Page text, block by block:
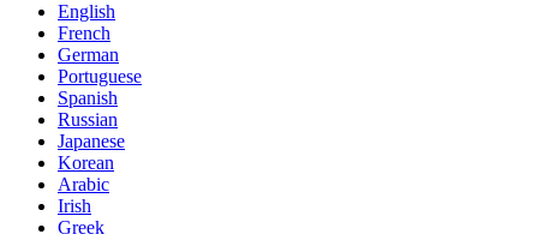
English
French
German
Portuguese
Spanish
Russian
Japanese
Korean
Arabic
Irish
Greek